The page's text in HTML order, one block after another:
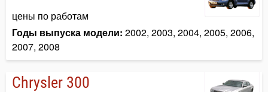
цены по работам
Годы выпуска модели: 2002, 2003, 2004, 2005, 2006,
2007, 2008
Chrysler 300